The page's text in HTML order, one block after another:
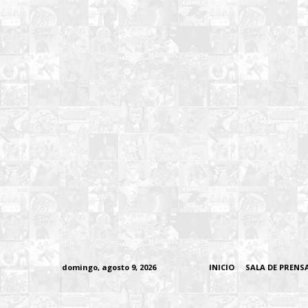
domingo, agosto 9, 2026 INICIO SALA DE